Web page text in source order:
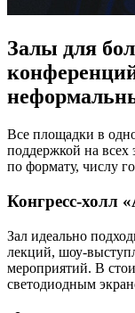
Залы для
Все площадки в
поддержкой на
по формату, числу
Конгресс-холл
Зал идеально
лекций, шоу-
мероприятий. В
светодиодным